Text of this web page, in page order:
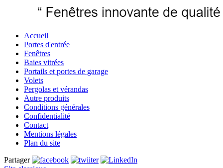
Accueil
Portes d'entrée
Fenêtres
Baies vitrées
Portails et portes de garage
Volets
Pergolas et vérandas
Autre produits
Conditions générales
Confidentialité
Contact
Mentions légales
Plan du site
Partager